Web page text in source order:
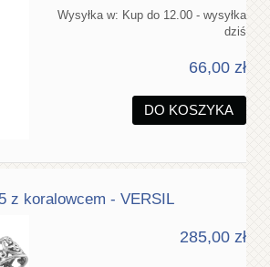
Wysyłka w: Kup do 12.00 - wysyłka
dziś
66,00 zł
DO KOSZYKA
z koralowcem - VERSIL
285,00 zł